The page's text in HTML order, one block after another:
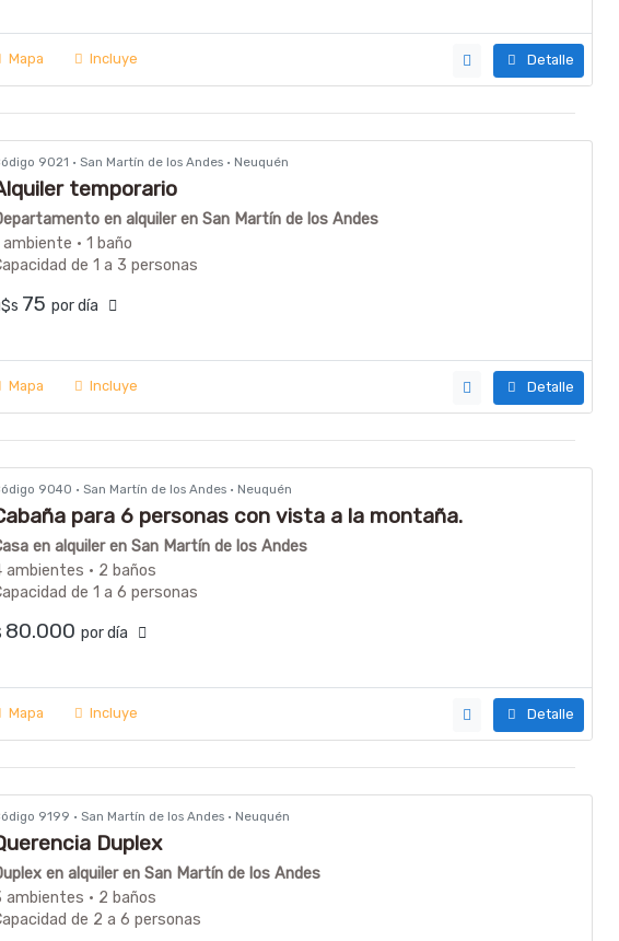
Mapa Incluye Detalle
9021 · San Martín de los Andes · Neuquén
temporario
en alquiler en San Martín de los Andes
ambiente · 1 baño
de 1 a 3 personas
75 por día
Mapa Incluye Detalle
9040 · San Martín de los Andes · Neuquén
para 6 personas con vista a la montaña.
en alquiler en San Martín de los Andes
ambientes · 2 baños
de 1 a 6 personas
80.000 por día
Mapa Incluye Detalle
9199 · San Martín de los Andes · Neuquén
Duplex
en alquiler en San Martín de los Andes
ambientes · 2 baños
de 2 a 6 personas